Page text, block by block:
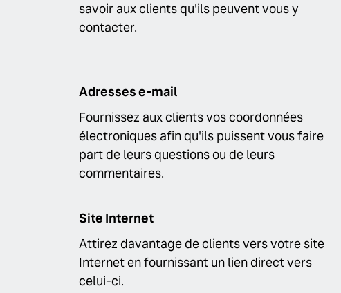
savoir aux clients qu'ils peuvent vous y
contacter.
Adresses e-mail
Fournissez aux clients vos coordonnées
électroniques afin qu'ils puissent vous faire
part de leurs questions ou de leurs
commentaires.
Site Internet
Attirez davantage de clients vers votre site
Internet en fournissant un lien direct vers
celui-ci.